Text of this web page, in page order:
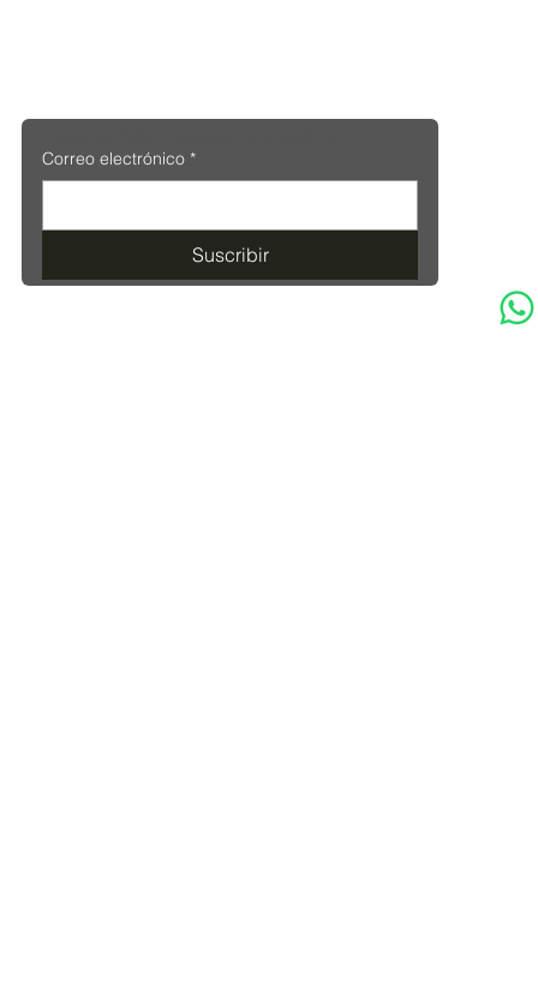
Correo electrónico *
Suscribir